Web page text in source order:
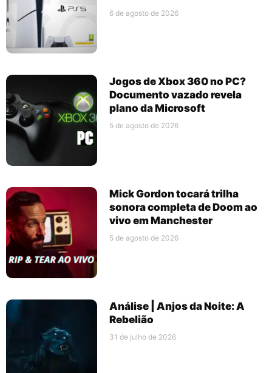
6 de agosto de 2026
Jogos de Xbox 360 no PC?
Documento vazado revela
plano da Microsoft
5 de agosto de 2026
Mick Gordon tocará trilha
sonora completa de Doom ao
vivo em Manchester
5 de agosto de 2026
Análise | Anjos da Noite: A
Rebelião
31 de julho de 2026